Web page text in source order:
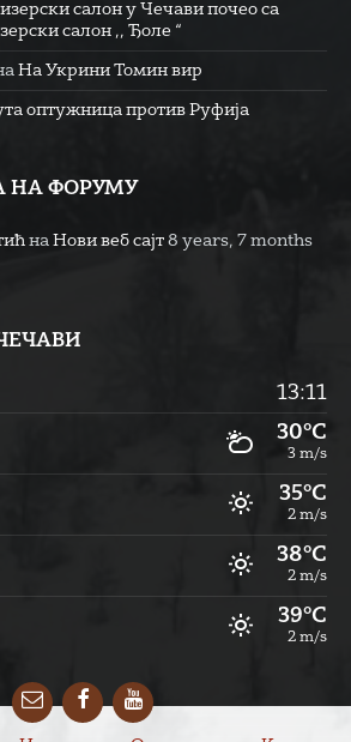
салон у Чечави почео са
салон ,, Ђоле “
На Укрини Томин вир
оптужница против Руфија
ФОРУМУ
на Нови веб сајт 8 years, 7 months
13:11
30°C
3 m/s
35°C
2 m/s
38°C
2 m/s
39°C
2 m/s
EmailFacebookYouTube